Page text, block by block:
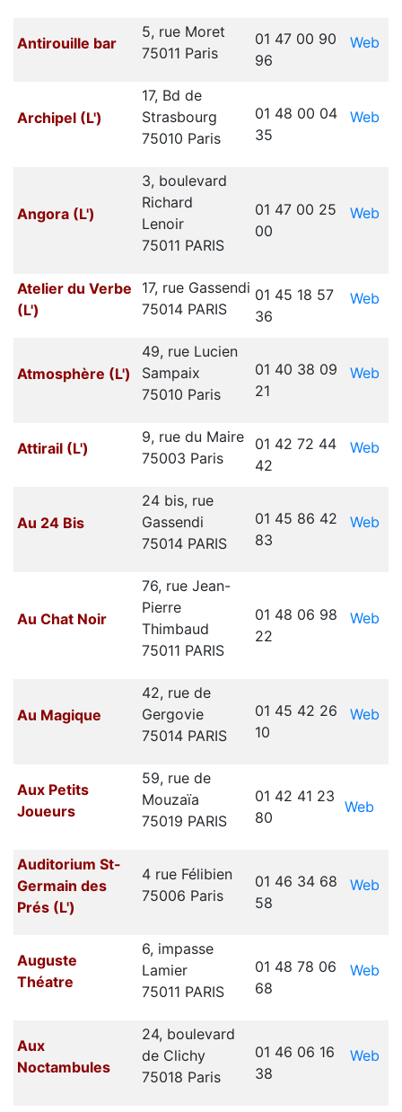
Antirouille bar
5, rue Moret
75011 Paris
01 47 00 90
96
Web
Archipel (L')
17, Bd de
Strasbourg
75010 Paris
01 48 00 04
35
Web
Angora (L')
3, boulevard
Richard
Lenoir
75011 PARIS
01 47 00 25
00
Web
Atelier du Verbe
(L')
17, rue Gassendi
75014 PARIS
01 45 18 57
36
Web
Atmosphère (L')
49, rue Lucien
Sampaix
75010 Paris
01 40 38 09
21
Web
Attirail (L')
9, rue du Maire
75003 Paris
01 42 72 44
42
Web
Au 24 Bis
24 bis, rue
Gassendi
75014 PARIS
01 45 86 42
83
Web
Au Chat Noir
76, rue Jean-
Pierre
Thimbaud
75011 PARIS
01 48 06 98
22
Web
Au Magique
42, rue de
Gergovie
75014 PARIS
01 45 42 26
10
Web
Aux Petits
Joueurs
59, rue de
Mouzaïa
75019 PARIS
01 42 41 23
80
Web
Auditorium St-
Germain des
Prés (L')
4 rue Félibien
75006 Paris
01 46 34 68
58
Web
Auguste
Théatre
6, impasse
Lamier
75011 PARIS
01 48 78 06
68
Web
Aux
Noctambules
24, boulevard
de Clichy
75018 Paris
01 46 06 16
38
Web